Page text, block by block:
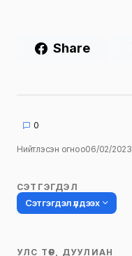
Share
0
Нийтлэсэн огноо06/02/2023
СЭТГЭГДЭЛ
Сэтгэгдэл үлдээх
УЛС ТӨР, ДУУЛИАН